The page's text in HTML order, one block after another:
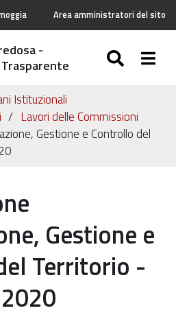
Area amministratori del sito
-
Istituzionali
Lavori delle Commissioni
Gestione e Controllo del
Gestione e
Territorio -